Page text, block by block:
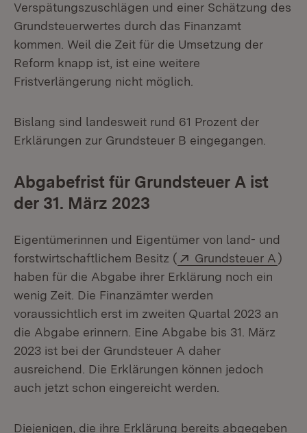
Verspätungszuschlägen und einer Schätzung des
Grundsteuerwertes durch das Finanzamt
kommen. Weil die Zeit für die Umsetzung der
Reform knapp ist, ist eine weitere
Fristverlängerung nicht möglich.
Bislang sind landesweit rund 61 Prozent der
Erklärungen zur Grundsteuer B eingegangen.
Abgabefrist für Grundsteuer A ist
der 31. März 2023
Eigentümerinnen und Eigentümer von land- und
forstwirtschaftlichem Besitz (
Extern:
Grundsteuer A)
haben für die Abgabe ihrer Erklärung noch ein
wenig Zeit. Die Finanzämter werden
voraussichtlich erst im zweiten Quartal 2023 an
die Abgabe erinnern. Eine Abgabe bis 31. März
2023 ist bei der Grundsteuer A daher
ausreichend. Die Erklärungen können jedoch
auch jetzt schon eingereicht werden.
Diejenigen, die ihre Erklärung bereits abgegeben